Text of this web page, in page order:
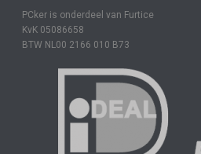
PCker is onderdeel van Furtice
KvK 05086658
BTW NL00 2166 010 B73